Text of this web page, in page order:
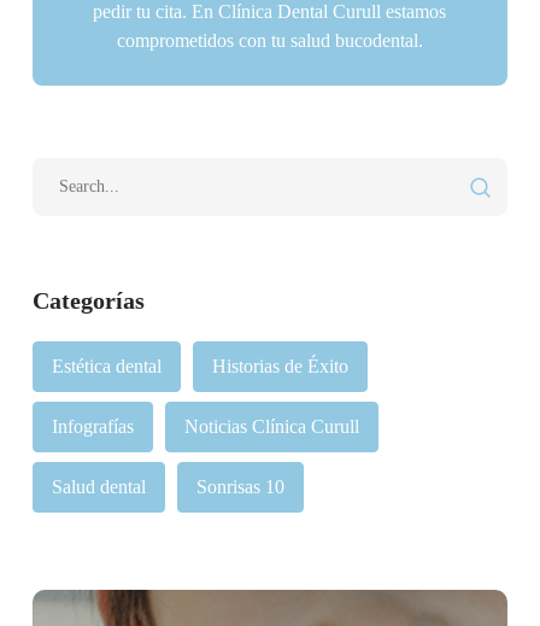
Categorías
Estética dental Historias de Éxito
Infografías Noticias Clínica Curull
Salud dental Sonrisas 10
pedir tu cita. En Clínica Dental Curull estamos
comprometidos con tu salud bucodental.